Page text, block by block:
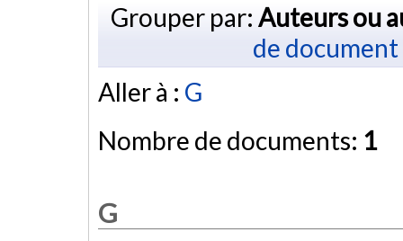
Grouper par: Auteurs ou
de document
Aller à : G
Nombre de documents: 1
G